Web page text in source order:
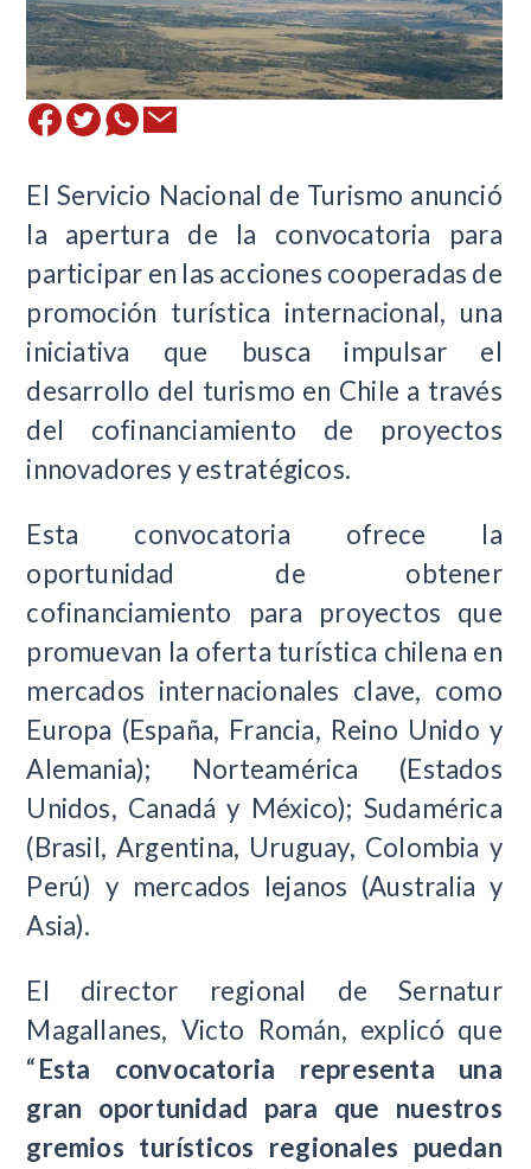
El Servicio Nacional de Turismo anunció
la apertura de la convocatoria para
participar en las acciones cooperadas de
promoción turística internacional, una
iniciativa que busca impulsar el
desarrollo del turismo en Chile a través
del cofinanciamiento de proyectos
innovadores y estratégicos.
Esta convocatoria ofrece la
oportunidad de obtener
cofinanciamiento para proyectos que
promuevan la oferta turística chilena en
mercados internacionales clave, como
Europa (España, Francia, Reino Unido y
Alemania); Norteamérica (Estados
Unidos, Canadá y México); Sudamérica
(Brasil, Argentina, Uruguay, Colombia y
Perú) y mercados lejanos (Australia y
Asia).
El director regional de Sernatur
Magallanes, Victo Román, explicó que
“Esta convocatoria representa una
gran oportunidad para que nuestros
gremios turísticos regionales puedan